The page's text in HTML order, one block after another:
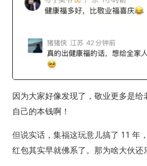
因为大家好像发现了，敬业更多是给
自己的本钱啊！
但说实话，集福这玩意儿搞了 11 年
红包其实早就佛系了。那为啥大伙还